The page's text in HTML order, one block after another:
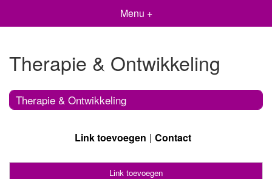
Menu +
Therapie & Ontwikkeling
Therapie & Ontwikkeling
Link toevoegen Contact
Link toevoegen